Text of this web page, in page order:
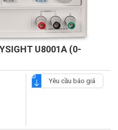
U8001A (0-
Yêu cầu báo giá